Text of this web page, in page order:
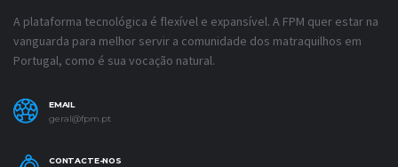
A plataforma tecnológica é flexível e expansível. A FPM quer estar na
vanguarda para melhor servir a comunidade dos matraquilhos em
Portugal, como é sua vocação natural.
EMAIL
geral@fpm.pt
CONTACTE-NOS